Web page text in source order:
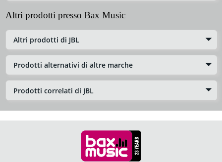
Altri prodotti presso Bax Music
Altri prodotti di JBL
Prodotti alternativi di altre marche
Prodotti correlati di JBL